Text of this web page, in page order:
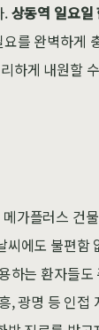
.상동역 일요일
를 완벽하게
하게 내원할
가플러스 건
에도 불편함
하는 환자들도
, 광명 등 인접